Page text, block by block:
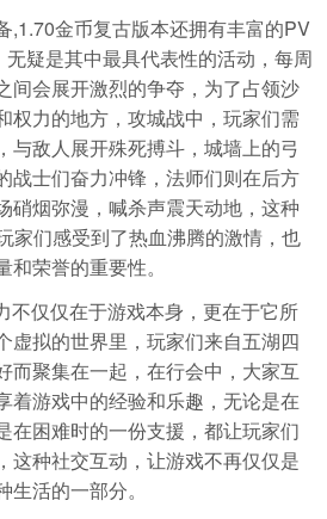
,1.70金币复古版本还拥有丰富的PV
疑是其中最具代表性的活动，每周
间会展开激烈的争夺，为了占领沙
权力的地方，攻城战中，玩家们需
与敌人展开殊死搏斗，城墙上的弓
战士们奋力冲锋，法师们则在后方
硝烟弥漫，喊杀声震天动地，这种
家们感受到了热血沸腾的激情，也
荣誉的重要性。
不仅仅在于游戏本身，更在于它所
虚拟的世界里，玩家们来自五湖四
而聚集在一起，在行会中，大家互
着游戏中的经验和乐趣，无论是在
在困难时的一份支援，都让玩家们
这种社交互动，让游戏不再仅仅是
活的一部分。